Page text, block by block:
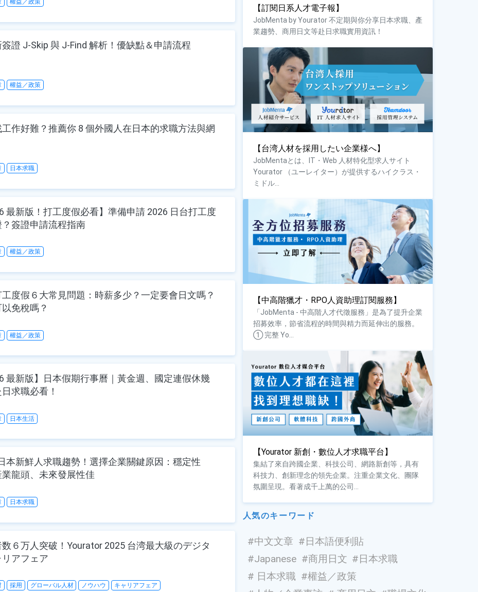
權益／政策
簽證 J-Skip 與 J-Find 解析！優缺點＆申請流程
權益／政策
工作好難？推薦你 8 個外國人在日本的求職方法與網
日本求職
最新版！打工度假必看】準備申請 2026 日台打工度
簽證申請流程指南
權益／政策
工度假６大常見問題：時薪多少？一定要會日文嗎？
免稅嗎？
權益／政策
最新版】日本假期行事曆｜黃金週、國定連假休幾
求職必看！
日本生活
本新鮮人求職趨勢！選擇企業關鍵原因：穩定性
業龍頭、未來發展性佳
日本求職
６万人突破！Yourator 2025 台湾最大級のデジタ
リアフェア
採用 グローバル人材 ノウハウ キャリアフェア
【訂閱日系人才電子報】
JobMenta by Yourator 不定期與你分享日本求職、產
業趨勢、商用日文等赴日求職實用資訊！
【台湾人材を採用したい企業様へ】
JobMentaとは、IT・Web 人材特化型求人サイト
Yourator （ユーレイター）が提供するハイクラス・
ミドル...
【中高階獵才・RPO人資助理訂閱服務】
「JobMenta - 中高階人才代徵服務」是為了提升企業
招募效率，節省流程的時間與精力而延伸出的服務。
① 完整 Yo...
【Yourator 新創・數位人才求職平台】
集結了來自跨國企業、科技公司、網路新創等，具有
科技力、創新理念的領先企業。注重企業文化、團隊
氛圍呈現。看著成千上萬的公司...
人気のキーワード
#中文文章 #日本語便利貼
#Japanese #商用日文 #日本求職
# 日本求職 #權益／政策